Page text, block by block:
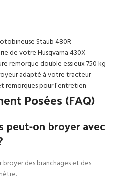
Staub 480R
de votre Husqvarna 430X
remorque double essieux 750 kg
adapté à votre tracteur
remorques pour l’entretien
Posées (FAQ)
peut-on broyer avec
des branchages et des